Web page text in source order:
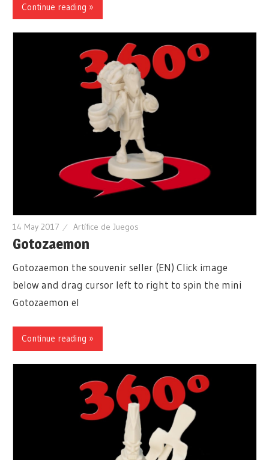
Continue reading »
14 May 2017 Artífice de Juegos
Gotozaemon
Gotozaemon the souvenir seller (EN) Click image
below and drag cursor left to right to spin the mini
Gotozaemon el
Continue reading »